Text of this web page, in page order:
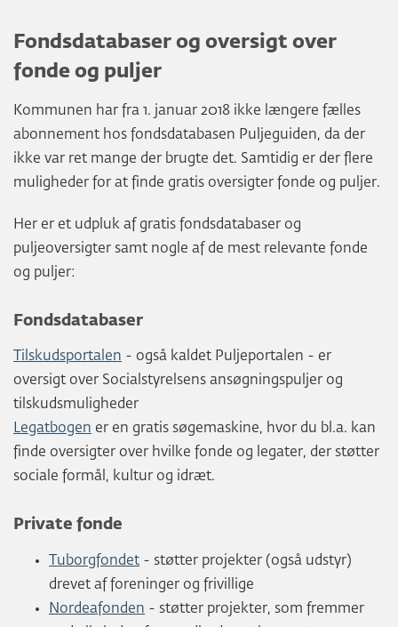
Fondsdatabaser og oversigt over
fonde og puljer
Kommunen har fra 1. januar 2018 ikke længere fælles
abonnement hos fondsdatabasen Puljeguiden, da der
ikke var ret mange der brugte det. Samtidig er der flere
muligheder for at finde gratis oversigter fonde og puljer.
Her er et udpluk af gratis fondsdatabaser og
puljeoversigter samt nogle af de mest relevante fonde
og puljer:
Fondsdatabaser
Tilskudsportalen - også kaldet Puljeportalen - er
oversigt over Socialstyrelsens ansøgningspuljer og
tilskudsmuligheder
Legatbogen er en gratis søgemaskine, hvor du bl.a. kan
finde oversigter over hvilke fonde og legater, der støtter
sociale formål, kultur og idræt.
Private fonde
Tuborgfondet - støtter projekter (også udstyr)
drevet af foreninger og frivillige
Nordeafonden - støtter projekter, som fremmer